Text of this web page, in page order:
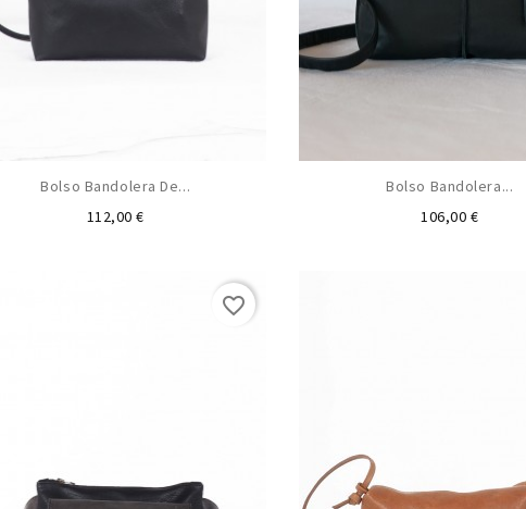
Bolso Bandolera De...
112,00 €Precio
Bolso Bandolera...
106,00 €Precio
favorite_border